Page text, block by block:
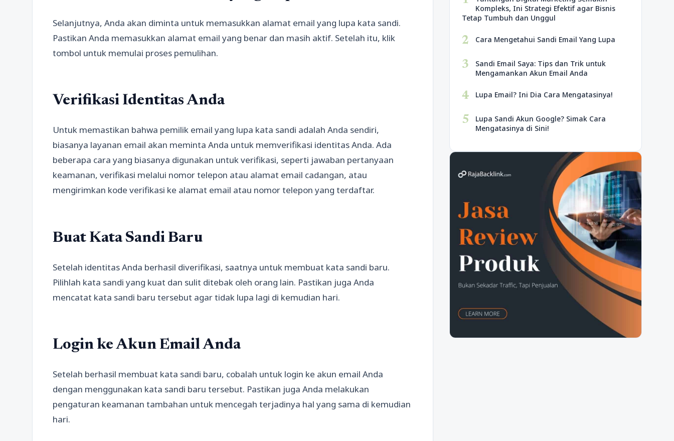
Selanjutnya, Anda akan diminta untuk memasukkan alamat email yang lupa kata sandi.
Pastikan Anda memasukkan alamat email yang benar dan masih aktif. Setelah itu, klik
tombol untuk memulai proses pemulihan.
Verifikasi Identitas Anda
Untuk memastikan bahwa pemilik email yang lupa kata sandi adalah Anda sendiri,
biasanya layanan email akan meminta Anda untuk memverifikasi identitas Anda. Ada
beberapa cara yang biasanya digunakan untuk verifikasi, seperti jawaban pertanyaan
keamanan, verifikasi melalui nomor telepon atau alamat email cadangan, atau
mengirimkan kode verifikasi ke alamat email atau nomor telepon yang terdaftar.
Buat Kata Sandi Baru
Setelah identitas Anda berhasil diverifikasi, saatnya untuk membuat kata sandi baru.
Pilihlah kata sandi yang kuat dan sulit ditebak oleh orang lain. Pastikan juga Anda
mencatat kata sandi baru tersebut agar tidak lupa lagi di kemudian hari.
Login ke Akun Email Anda
Setelah berhasil membuat kata sandi baru, cobalah untuk login ke akun email Anda
dengan menggunakan kata sandi baru tersebut. Pastikan juga Anda melakukan
pengaturan keamanan tambahan untuk mencegah terjadinya hal yang sama di kemudian
hari.
Kompleks, Ini Strategi Efektif agar Bisnis
Tetap Tumbuh dan Unggul
2 Cara Mengetahui Sandi Email Yang Lupa
3
Sandi Email Saya: Tips dan Trik untuk
Mengamankan Akun Email Anda
4 Lupa Email? Ini Dia Cara Mengatasinya!
5
Lupa Sandi Akun Google? Simak Cara
Mengatasinya di Sini!